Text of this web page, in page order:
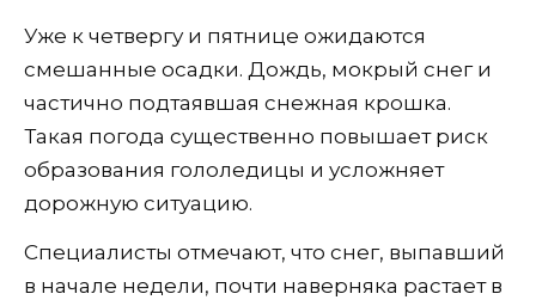
Уже к четвергу и пятнице ожидаются
смешанные осадки. Дождь, мокрый снег и
частично подтаявшая снежная крошка.
Такая погода существенно повышает риск
образования гололедицы и усложняет
дорожную ситуацию.
Специалисты отмечают, что снег, выпавший
в начале недели, почти наверняка растает в